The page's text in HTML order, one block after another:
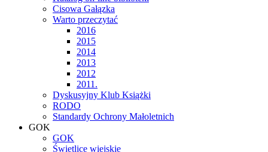
Cisowa Gałązka
Warto przeczytać
2016
2015
2014
2013
2012
2011.
Dyskusyjny Klub Książki
RODO
Standardy Ochrony Małoletnich
GOK
GOK
Świetlice wiejskie